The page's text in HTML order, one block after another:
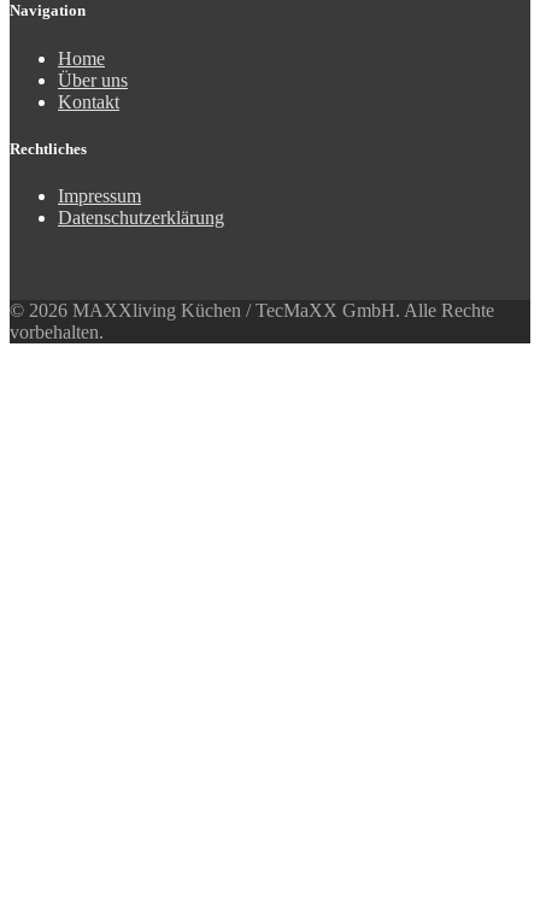
Navigation
Home
Über uns
Kontakt
Rechtliches
Impressum
Datenschutzerklärung
© 2026 MAXXliving Küchen / TecMaXX GmbH. Alle Rechte
vorbehalten.